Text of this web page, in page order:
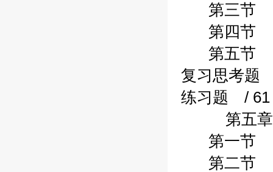
第三节 借
第四节 股
第五节 应
复习思考题
练习题 / 61
第五章
第一节 应
第二节